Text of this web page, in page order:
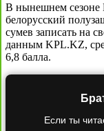
В нынешнем сезоне
белорусский
сумев записать на
данным KPL.KZ,
6,8 балла.
Если ты